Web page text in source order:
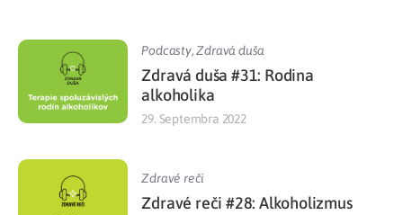
Podcasty,Zdravá duša
Zdravá duša #31: Rodina
alkoholika
29. Septembra 2022
Zdravé reči
Zdravé reči #28: Alkoholizmus